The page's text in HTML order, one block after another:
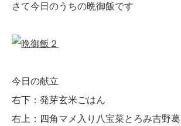
さて今日のうちの晩御飯です
今日の献立
右下：発芽玄米ごはん
右上：四角マメ入り八宝菜とろみ吉野葛